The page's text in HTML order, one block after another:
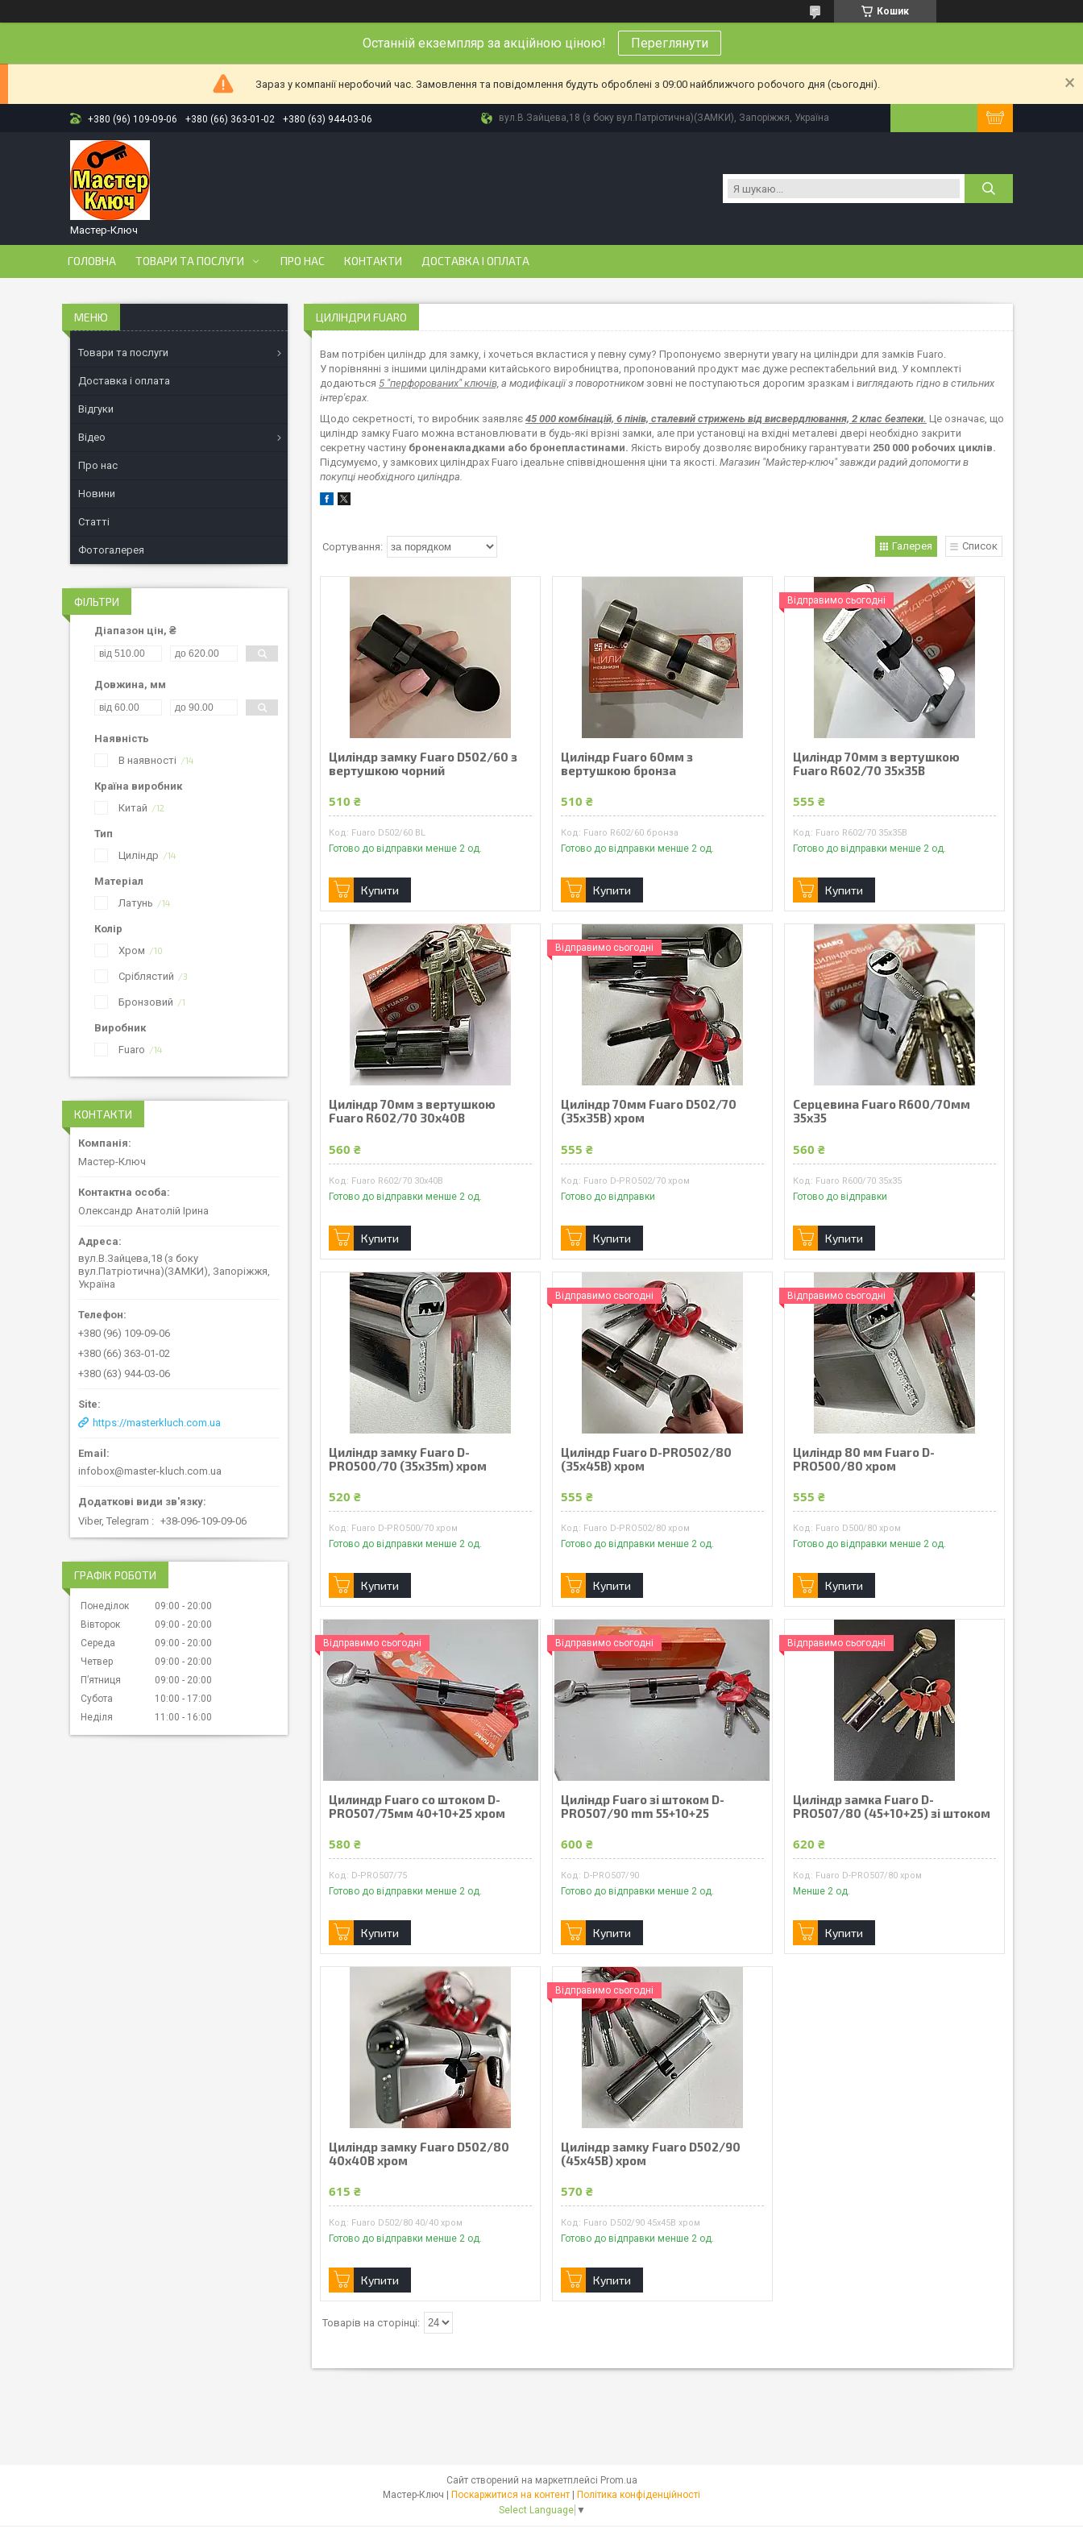
Кошик
Останній екземпляр за акційною ціною! Переглянути
Зараз у компанії неробочий час. Замовлення та повідомлення будуть оброблені з 09:00 найближчого робочого дня (сьогодні).
+380 (96) 109-09-06 +380 (66) 363-01-02 +380 (63) 944-03-06 вул.В.Зайцева,18 (з боку вул.Патріотична)(ЗАМКИ), Запоріжжя, Україна
Мастер-Ключ
ГОЛОВНА ТОВАРИ ТА ПОСЛУГИ ПРО НАС КОНТАКТИ ДОСТАВКА І ОПЛАТА
ЦИЛІНДРИ FUARO
Вам потрібен циліндр для замку, і хочеться вкластися у певну суму? Пропонуємо звернути увагу на циліндри для замків Fuaro.
У порівнянні з іншими циліндрами китайського виробництва, пропонований продукт має дуже респектабельний вид. У комплекті
додаються 5 "перфорованих" ключів, а модифікації з поворотником зовні не поступаються дорогим зразкам і виглядають гідно в стильних
інтер'єрах.
Щодо секретності, то виробник заявляє 45 000 комбінацій, 6 пінів, сталевий стрижень від висвердлювання, 2 клас безпеки. Це означає, що
циліндр замку Fuaro можна встановлювати в будь-які врізні замки, але при установці на вхідні металеві двері необхідно закрити
секретну частину броненакладками або бронепластинами. Якість виробу дозволяє виробнику гарантувати 250 000 робочих циклів.
Підсумуємо, у замкових циліндрах Fuaro ідеальне співвідношення ціни та якості. Магазин "Майстер-ключ" завжди радий допомогти в
покупці необхідного циліндра.
Галерея Список
Циліндр замку Fuaro D502/60 з
вертушкою чорний
510 ₴
Fuaro D502/60 BL
Готово до відправки менше 2 од.
Купити
Циліндр Fuaro 60мм з
вертушкою бронза
510 ₴
Fuaro R602/60 бронза
Готово до відправки менше 2 од.
Купити
Відправимо сьогодні
Циліндр 70мм з вертушкою
Fuaro R602/70 35х35В
555 ₴
Fuaro R602/70 35х35В
Готово до відправки менше 2 од.
Купити
Циліндр 70мм з вертушкою
Fuaro R602/70 30х40В
560 ₴
Fuaro R602/70 30х40В
Готово до відправки менше 2 од.
Купити
Відправимо сьогодні
Циліндр 70мм Fuaro D502/70
(35x35В) хром
555 ₴
Fuaro D-PRO502/70 хром
Готово до відправки
Купити
Серцевина Fuaro R600/70мм
35х35
560 ₴
Fuaro R600/70 35х35
Готово до відправки
Купити
Циліндр замку Fuaro D-
PRO500/70 (35x35m) хром
520 ₴
Fuaro D-PRO500/70 хром
Готово до відправки менше 2 од.
Купити
Відправимо сьогодні
Циліндр Fuaro D-PRO502/80
(35x45B) хром
555 ₴
Fuaro D-PRO502/80 хром
Готово до відправки менше 2 од.
Купити
Відправимо сьогодні
Циліндр 80 мм Fuaro D-
PRO500/80 хром
555 ₴
Fuaro D500/80 хром
Готово до відправки менше 2 од.
Купити
Відправимо сьогодні
Цилиндр Fuaro со штоком D-
PRO507/75мм 40+10+25 хром
580 ₴
D-PRO507/75
Готово до відправки менше 2 од.
Купити
Відправимо сьогодні
Циліндр Fuaro зі штоком D-
PRO507/90 mm 55+10+25
600 ₴
D-PRO507/90
Готово до відправки менше 2 од.
Купити
Відправимо сьогодні
Циліндр замка Fuaro D-
PRO507/80 (45+10+25) зі штоком
620 ₴
Fuaro D-PRO507/80 хром
Менше 2 од.
Купити
Циліндр замку Fuaro D502/80
40x40В хром
615 ₴
Fuaro D502/80 40/40 хром
Готово до відправки менше 2 од.
Купити
Відправимо сьогодні
Циліндр замку Fuaro D502/90
(45x45В) хром
570 ₴
Fuaro D502/90 45х45В хром
Готово до відправки менше 2 од.
Купити
Товари та послуги
Доставка і оплата
Відгуки
Відео
Про нас
Новини
Статті
Фотогалерея
ФІЛЬТРИ
Діапазон цін, ₴
Довжина, мм
Наявність
В наявності
14
Країна виробник
Китай
12
Тип
Циліндр
14
Матеріал
Латунь
14
Колір
Хром
10
Сріблястий 3
Бронзовий 1
Виробник
Fuaro
14
КОНТАКТИ
Мастер-Ключ
Олександр Анатолій Ірина
вул.В.Зайцева,18 (з боку
вул.Патріотична)(ЗАМКИ), Запоріжжя,
Україна
+380 (96) 109-09-06
+380 (66) 363-01-02
+380 (63) 944-03-06
https://masterkluch.com.ua
infobox@master-kluch.com.ua
Viber, Telegram +38-096-109-09-06
ГРАФІК РОБОТИ
Понеділок 09:00
20:00
Вівторок
09:00
20:00
Середа
09:00
20:00
Четвер
09:00
20:00
Пʼятниця
09:00
20:00
Субота
10:00
17:00
Неділя
11:00 16:00
Сайт створений на маркетплейсі Prom.ua
Поскаржитися на контент
Політика конфіденційності
Select Language ▼